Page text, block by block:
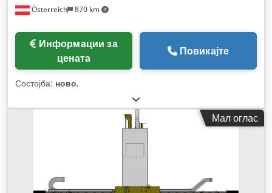
Österreich 870 km
цената
Повикајте
Состојба: ново,
Мал оглас